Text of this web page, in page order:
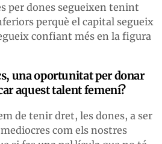
per dones segueixen tenint
perquè el capital segueix
confiant més en la figura
una oportunitat per donar
aquest talent femení?
de tenir dret, les dones, a ser
com els nostres